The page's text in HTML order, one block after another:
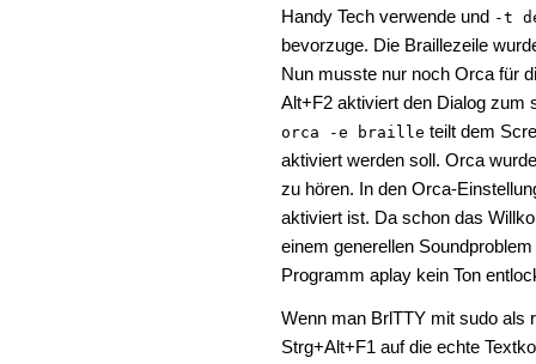
Handy Tech verwende und -t
bevorzuge. Die Braillezeile
Nun musste nur noch Orca für
Alt+F2 aktiviert den Dialog zum
orca -e braille teilt dem
aktiviert werden soll. Orca
zu hören. In den Orca-
aktiviert ist. Da schon das
einem generellen
Programm aplay kein Ton
Wenn man BrlTTY mit sudo als
Strg+Alt+F1 auf die echte